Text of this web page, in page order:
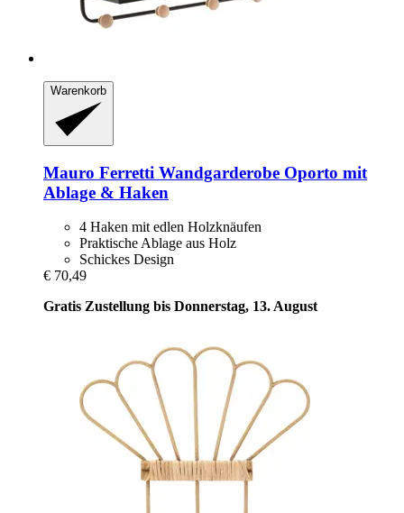
Warenkorb
Mauro Ferretti Wandgarderobe Oporto mit
Ablage & Haken
4 Haken mit edlen Holzknäufen
Praktische Ablage aus Holz
Schickes Design
€ 70,49
Gratis Zustellung bis Donnerstag, 13. August